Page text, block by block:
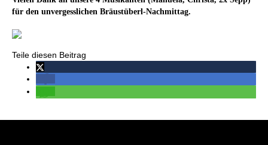
für den unvergesslichen Bräustüberl-Nachmittag.
Teile diesen Beitrag